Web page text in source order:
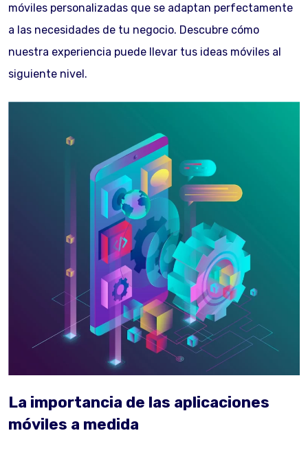
móviles personalizadas que se adaptan perfectamente
a las necesidades de tu negocio. Descubre cómo
nuestra experiencia puede llevar tus ideas móviles al
siguiente nivel.
La importancia de las aplicaciones
móviles a medida